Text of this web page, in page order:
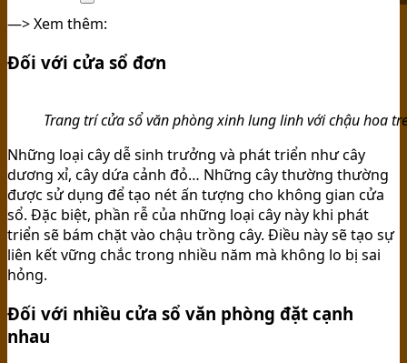
—> Xem thêm:
Đối với cửa sổ đơn
Trang trí cửa sổ văn phòng xinh lung linh với chậu hoa
Những loại cây dễ sinh trưởng và phát triển như cây
dương xỉ, cây dứa cảnh đỏ… Những cây thường thường
được sử dụng để tạo nét ấn tượng cho không gian cửa
sổ. Đặc biệt, phần rễ của những loại cây này khi phát
triển sẽ bám chặt vào chậu trồng cây. Điều này sẽ tạo sự
liên kết vững chắc trong nhiều năm mà không lo bị sai
hỏng.
Đối với nhiều cửa sổ văn phòng đặt cạnh
nhau